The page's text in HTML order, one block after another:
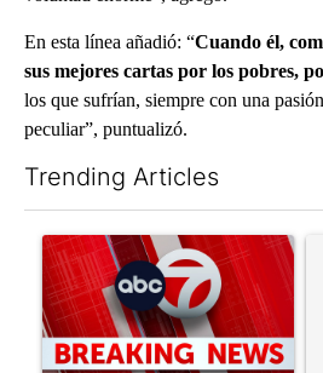
En esta línea añadió: “Cuando él,
sus mejores cartas por los pobres,
los que sufrían, siempre con una
peculiar”, puntualizó.
Trending Articles
A trending article titled "Trump